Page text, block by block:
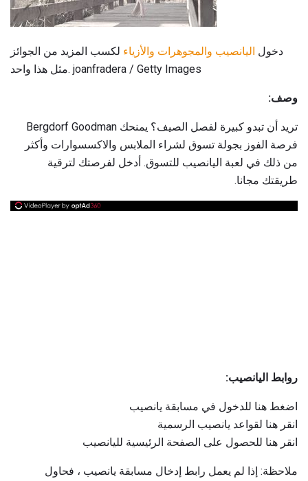
دخول اليانصيب والمجوهرات والأزياء لكسب المزيد من الجوائز
مثل هذا واحد. joanfradera / Getty Images
وصف:
تريد أن تبدو كبيرة لفصل الصيف؟ يمنحك Bergdorf Goodman
فرصة الفوز بجولة تسوق لشراء الملابس والاكسسوارات وأكثر
من ذلك في لعبة اليانصيب للتسوق. أدخل لفرصتك لترقية
طريقتك مجانا.
روابط اليانصيب:
اضغط هنا للدخول في مسابقة يانصيب
انقر هنا لقواعد يانصيب الرسمية
انقر هنا للحصول على الصفحة الرئيسية لليانصيب
ملاحظة: إذا لم يعمل رابط إدخال مسابقة يانصيب ، فحاول